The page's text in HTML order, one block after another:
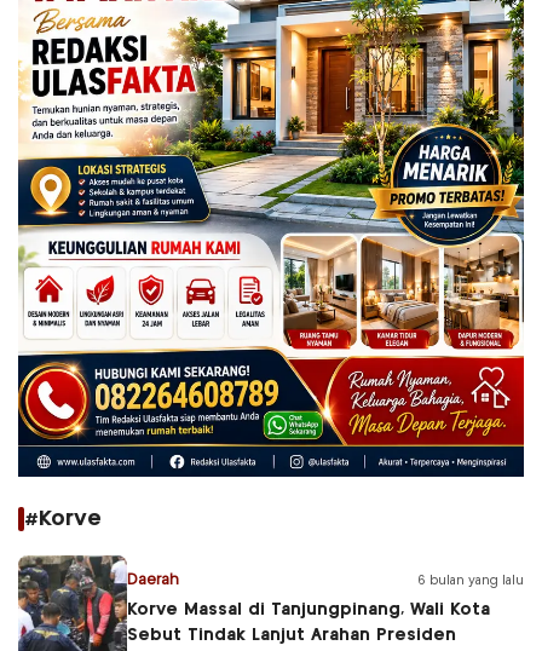
#Korve
Daerah 6 bulan yang lalu
Korve Massal di Tanjungpinang, Wali Kota
Sebut Tindak Lanjut Arahan Presiden